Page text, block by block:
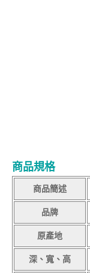
商品規格
商品簡述
品牌
原產地
深、寬、高